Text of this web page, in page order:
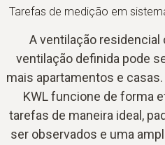
Tarefas de medição em
A ventilação residencial
ventilação definida pode
mais apartamentos e
KWL funcione de forma
tarefas de maneira ideal,
ser observados e uma